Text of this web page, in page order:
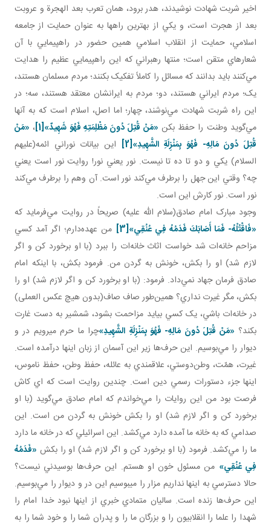
اخير شربت شهادت نوشيدند، هدر برود، همان تعرب بعد الهجرة و عروبت
بعد از هجرت است، و يکي از بهترين راه­ها به عنوان حمايت از جامعه
اسلامي، حمايت از انقلاب اسلامي همين حضور در راهپيمايي با آن
شعارهاي متقن است؛ منتها رهبراني که اين راهپيمايي عظيم را هدايت
مي‌کنند بايد بدانند که مسائل را کاملاً تفکيک بکنند؛ مردم مسلمان‌ هستند،
يک؛ مردم ايراني‌ هستند، دو؛ مردم به ايرانشان معتقد هستند، سه؛ در
اين راه شربت شهادت مي‌نوشند، چهار؛ اما اصل، اسلام است که به آنها
مي‌گويد وطنت را حفظ بکن «مَنْ قُتِلَ دُونَ مَظْلِمَتِهِ فَهُوَ شَهِيدٌ»
[1] ، «مَنْ
قُتِلَ دُونَ مَالِهِ- فَهُوَ بِمَنْزِلَةِ الشَّهِيدِ»
[2]
اين بيانات نوراني ائمه(عليهم
السلام) يکي و دو تا ده تا نيست. نور يعني نور! روايت نور است يعني
چه؟ وقتي اين جهل را برطرف مي‌کند نور است. آن وهم را برطرف مي‌کند
نور است. نور کارش اين است.
وجود مبارک امام صادق(سلام الله عليه) صريحاً در روايت مي‌فرمايد که
«فَاقْتُلْهُ- فَمَا أَصَابَكَ فَدَمُهُ فِي عُنُقِي»
[3]
من عهده‌دارم؛ اگر آمد کسي
مزاحم خانه‌ات شد خواست اثاث خانه‌ات را ببرد (با او برخورد کن و اگر
لازم شد) او را بکش، خونش به گردن من. فرمود بکش، با اينکه امام
صادق فرمان جهاد نمي‌داد. فرمود: (با او برخورد کن و اگر لازم شد) او را
بکش، مگر غيرت نداري؟ همين‌طور صاف صاف(بدون هيچ عکس العملی)
در خانه‌ات باشي، يک کسي بيايد مزاحمت بشود، شمشير به دست غارت
بکند؟ «مَنْ قُتِلَ دُونَ مَالِهِ- فَهُوَ بِمَنْزِلَةِ الشَّهِيدِ»چرا ما حرم می­رويم در و
ديوار را مي‌بوسيم. اين حرف‌ها زير اين آسمان از زبان اينها درآمده است.
غيرت، همّت، وطن‌دوستي، علاقمندي به عائله، حفظ وطن، حفظ ناموس،
اينها جزء دستورات رسمي دين است. چندين روايت است که اي کاش
فرصت بود من اين روايات را مي‌خواندم که امام صادق مي‌گويد (با او
برخورد کن و اگر لازم شد) او را بکش خونش به گردن من است. اين
صدامي که به خانه ما آمده دارد مي‌کشد. اين اسرائيلي که در خانه ما دارد
ما را مي‌کشد. فرمود (با او برخورد کن و اگر لازم شد) او را بکش «فَدَمُهُ
فِي عُنُقِي» من مسئول خون او هستم. اين حرف‌ها بوسيدني نيست؟
حالا دسترسي به اينها نداريم مزار را می­بوسيم اين در و ديوار را مي‌بوسيم.
اين حرف‌ها زنده است. ساليان متمادي خبري از اينها نبود خدا امام را
شهدا را علما را انقلابيون را و بزرگان ما را و پدران شما را و خود شما را به